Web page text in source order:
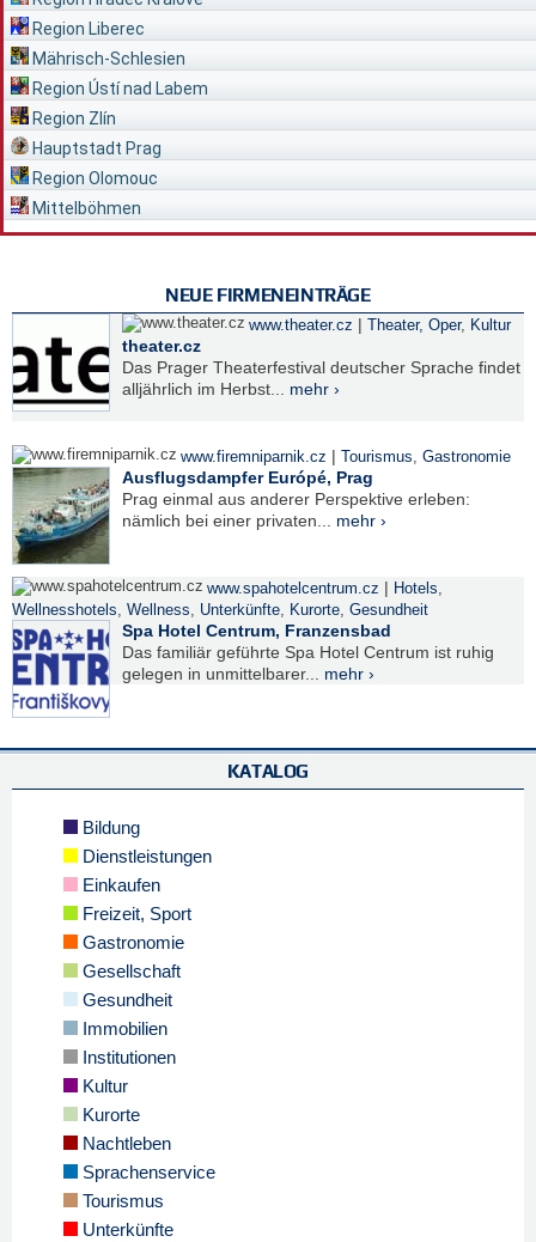
Region Liberec
Mährisch-Schlesien
Region Ústí nad Labem
Region Zlín
Hauptstadt Prag
Region Olomouc
Mittelböhmen
NEUE FIRMENEINTRÄGE
www.theater.cz | Theater, Oper, Kultur
theater.cz
Das Prager Theaterfestival deutscher Sprache findet
alljährlich im Herbst... mehr ›
www.firemniparnik.cz | Tourismus, Gastronomie
Ausflugsdampfer Európé, Prag
Prag einmal aus anderer Perspektive erleben:
nämlich bei einer privaten... mehr ›
www.spahotelcentrum.cz | Hotels,
Wellnesshotels, Wellness, Unterkünfte, Kurorte, Gesundheit
Spa Hotel Centrum, Franzensbad
Das familiär geführte Spa Hotel Centrum ist ruhig
gelegen in unmittelbarer... mehr ›
KATALOG
Bildung
Dienstleistungen
Einkaufen
Freizeit, Sport
Gastronomie
Gesellschaft
Gesundheit
Immobilien
Institutionen
Kultur
Kurorte
Nachtleben
Sprachenservice
Tourismus
Unterkünfte